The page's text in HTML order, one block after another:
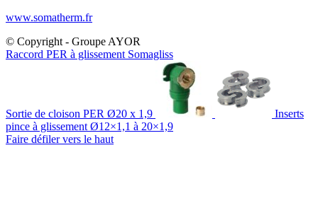
www.somatherm.fr
© Copyright - Groupe AYOR
Raccord PER à glissement Somagliss
Sortie de cloison PER Ø20 x 1,9
Inserts
pince à glissement Ø12×1,1 à 20×1,9
Faire défiler vers le haut